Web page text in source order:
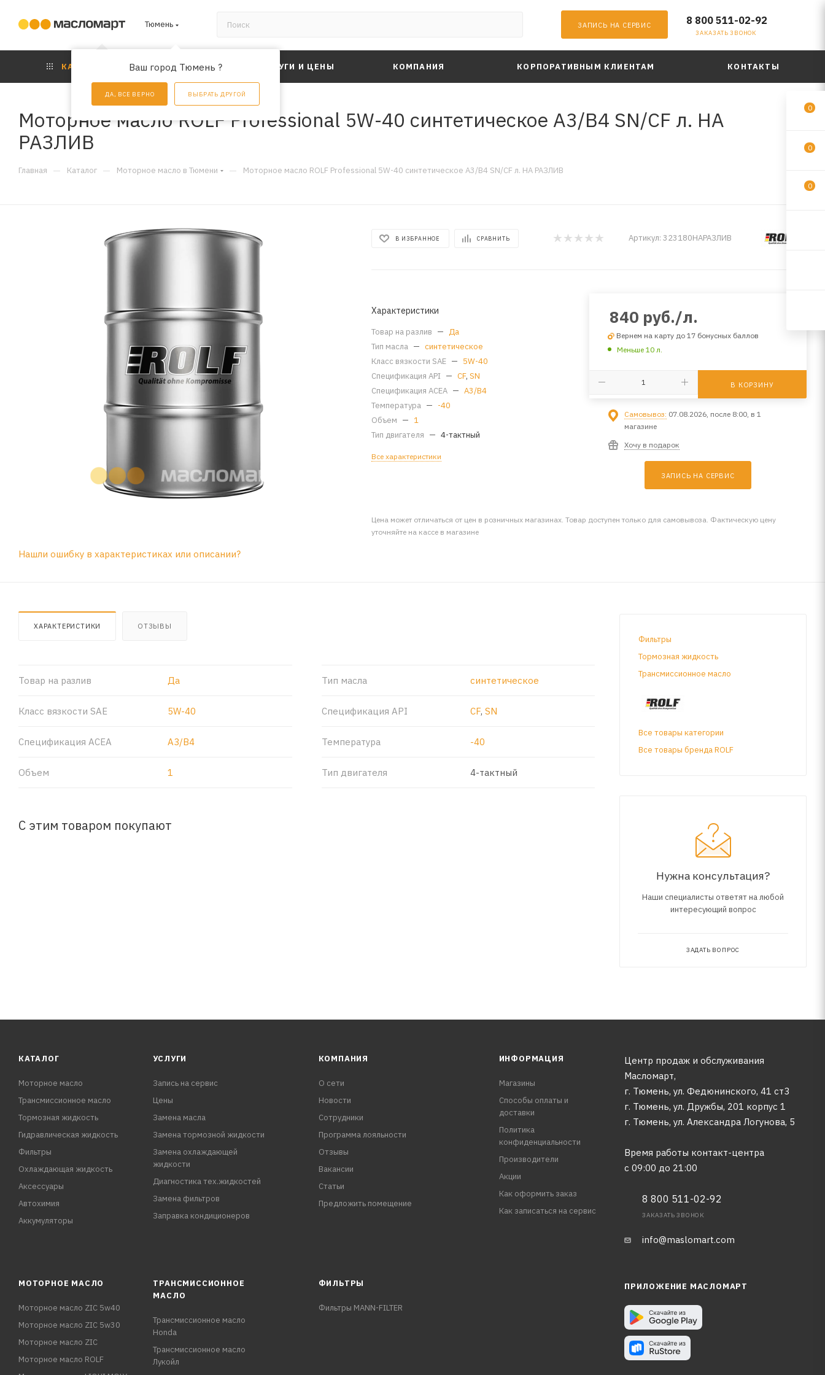
Тюмень
Ваш город Тюмень ?
ДА, ВСЕ ВЕРНО ВЫБРАТЬ ДРУГОЙ
ЗАПИСЬ НА СЕРВИС 8 800 511-02-92
ЗАКАЗАТЬ ЗВОНОК
КАТАЛОГ АКЦИИ УСЛУГИ И ЦЕНЫ КОМПАНИЯ КОРПОРАТИВНЫМ КЛИЕНТАМ КОНТАКТЫ
Моторное масло ROLF Professional 5W-40 синтетическое A3/B4 SN/CF л. НА
РАЗЛИВ
Главная — Каталог — Моторное масло в Тюмени — Моторное масло ROLF Professional 5W-40 синтетическое A3/B4 SN/CF л. НА РАЗЛИВ
В ИЗБРАННОЕ СРАВНИТЬ Артикул: 323180НАРАЗЛИВ
Характеристики
Товар на разлив — Да
Тип масла — синтетическое
Класс вязкости SAE — 5W-40
Спецификация API — CF,SN
Спецификация ACEA — A3/B4
Температура — -40
Объем — 1
Тип двигателя — 4-тактный
Все характеристики
840 руб./л.
Вернем на карту до 17 бонусных баллов
Меньше 10 л.
В КОРЗИНУ
Самовывоз: 07.08.2026, после 8:00, в 1
магазине
Хочу в подарок
ЗАПИСЬ НА СЕРВИС
Цена может отличаться от цен в розничных магазинах. Товар доступен только для самовывоза. Фактическую цену
уточняйте на кассе в магазине
Нашли ошибку в характеристиках или описании?
ХАРАКТЕРИСТИКИ ОТЗЫВЫ
Товар на разлив Да Тип масла синтетическое
Класс вязкости SAE 5W-40 Спецификация API CF,SN
Спецификация ACEA A3/B4 Температура -40
Объем 1 Тип двигателя 4-тактный
С этим товаром покупают
Фильтры
Тормозная жидкость
Трансмиссионное масло
Все товары категории
Все товары бренда ROLF
Нужна консультация?
Наши специалисты ответят на любой
интересующий вопрос
ЗАДАТЬ ВОПРОС
КАТАЛОГ
Моторное масло
Трансмиссионное масло
Тормозная жидкость
Гидравлическая жидкость
Фильтры
Охлаждающая жидкость
Аксессуары
Автохимия
Аккумуляторы
УСЛУГИ
Запись на сервис
Цены
Замена масла
Замена тормозной жидкости
Замена охлаждающей
жидкости
Диагностика тех.жидкостей
Замена фильтров
Заправка кондиционеров
КОМПАНИЯ
О сети
Новости
Сотрудники
Программа лояльности
Отзывы
Вакансии
Статьи
Предложить помещение
ИНФОРМАЦИЯ
Магазины
Способы оплаты и
доставки
Политика
конфиденциальности
Производители
Акции
Как оформить заказ
Как записаться на сервис
Центр продаж и обслуживания
Масломарт,
г. Тюмень, ул. Федюнинского, 41 ст3
г. Тюмень, ул. Дружбы, 201 корпус 1
г. Тюмень, ул. Александра Логунова, 5
Время работы контакт-центра
с 09:00 до 21:00
8 800 511-02-92
ЗАКАЗАТЬ ЗВОНОК
info@maslomart.com
МОТОРНОЕ МАСЛО
Моторное масло ZIC 5w40
Моторное масло ZIC 5w30
Моторное масло ZIC
Моторное масло ROLF
ТРАНСМИССИОННОЕ
МАСЛО
Трансмиссионное масло
Honda
Трансмиссионное масло
Лукойл
ФИЛЬТРЫ
Фильтры MANN-FILTER
ПРИЛОЖЕНИЕ МАСЛОМАРТ
0
0
0